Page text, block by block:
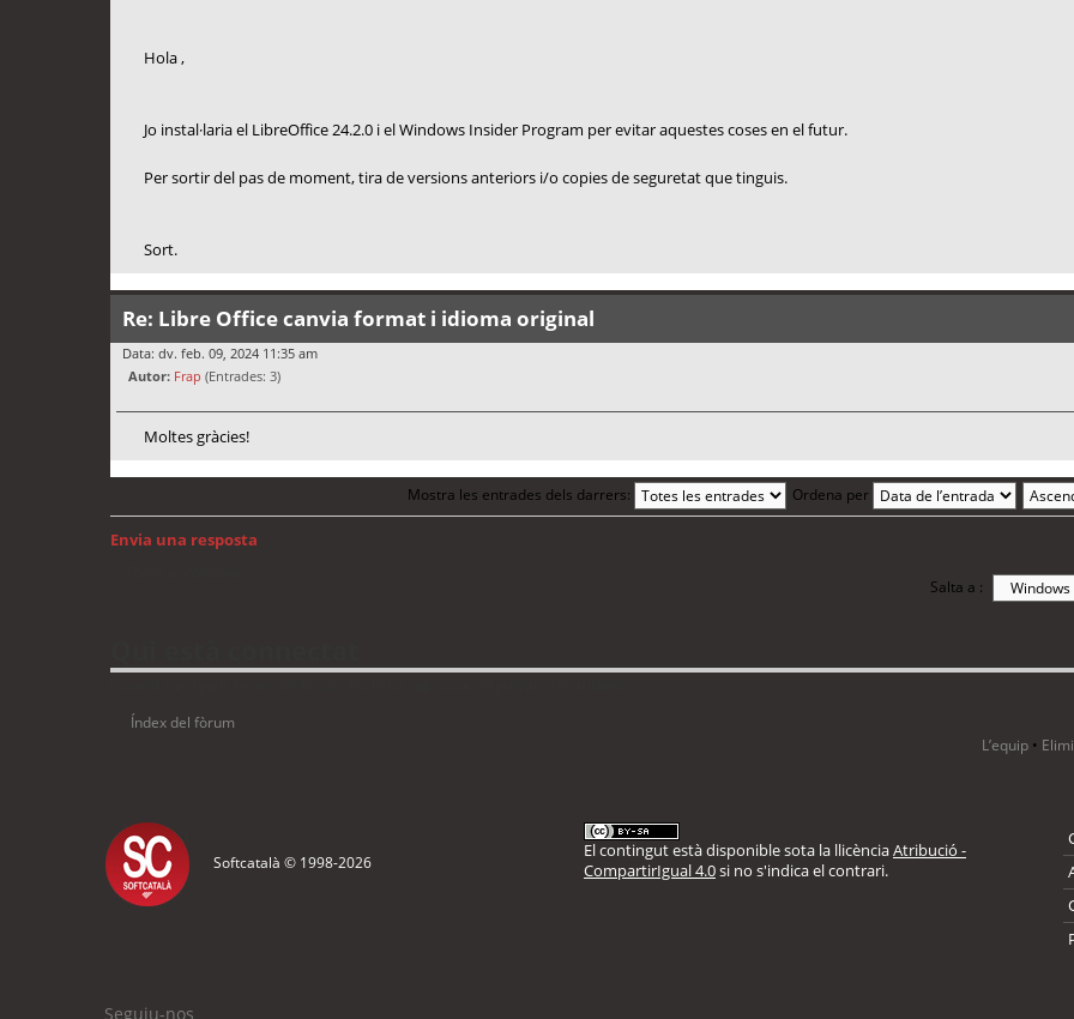
Hola ,
Jo instal·laria el LibreOffice 24.2.0 i el Windows Insider Program per evitar aquestes coses en el futur.
Per sortir del pas de moment, tira de versions anteriors i/o copies de seguretat que tinguis.
Sort.
Re: Libre Office canvia format i idioma original
Data: dv. feb. 09, 2024 11:35 am
Autor: Frap (Entrades: 3)
Moltes gràcies!
Mostra les entrades dels darrers: Ordena per
Envia una resposta
Salta a :
Índex del fòrum
L’equip •
Softcatalà © 1998-2026
El contingut està disponible sota la llicènciaAtribució -
CompartirIgual 4.0si no s'indica el contrari.
Seguiu-nos